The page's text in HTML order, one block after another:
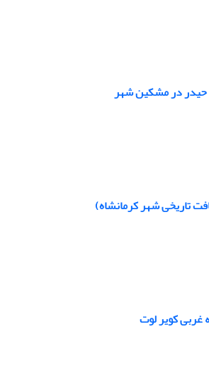
حیدر در مشکین شهر
تاریخی شهر کرمانشاه)
غربی کویر لوت